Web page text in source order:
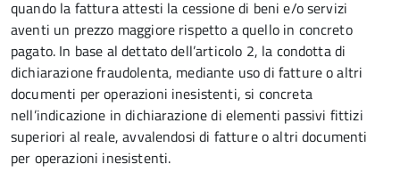
quando la fattura attesti la cessione di beni e/o servizi
aventi un prezzo maggiore rispetto a quello in concreto
pagato. In base al dettato dell’articolo 2, la condotta di
dichiarazione fraudolenta, mediante uso di fatture o altri
documenti per operazioni inesistenti, si concreta
nell’indicazione in dichiarazione di elementi passivi fittizi
superiori al reale, avvalendosi di fatture o altri documenti
per operazioni inesistenti.